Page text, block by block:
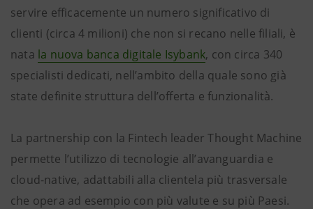
servire efficacemente un numero significativo di
clienti (circa 4 milioni) che non si recano nelle filiali, è
nata la nuova banca digitale Isybank, con circa 340
specialisti dedicati, nell’ambito della quale sono già
state definite struttura dell’offerta e funzionalità.
La partnership con la Fintech leader Thought Machine
permette l’utilizzo di tecnologie all’avanguardia e
cloud-native, adattabili alla clientela più trasversale
che opera ad esempio con più valute e su più Paesi.